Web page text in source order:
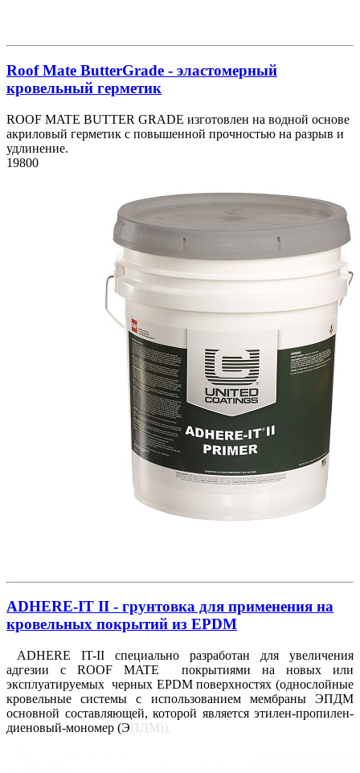
Roof Mate ButterGrade - эластомерный
кровельный герметик
ROOF MATE BUTTER GRADE изготовлен на водной основе
акриловый герметик с повышенной прочностью на разрыв и
удлинение.
19800
ADHERE-IT II - грунтовка для применения на
кровельных покрытий из EPDM
ADHERE IT-II специально разработан для увеличения
адгезии с ROOF MATE покрытиями на новых или
эксплуатируемых черных EPDM поверхностях (однослойные
кровельные системы с использованием мембраны ЭПДМ
основной составляющей, которой является этилен-пропилен-
диеновый-мономер (ЭПДМ)).